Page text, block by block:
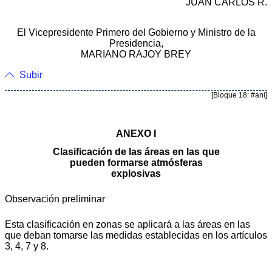
JUAN CARLOS R.
El Vicepresidente Primero del Gobierno y Ministro de la
Presidencia,
MARIANO RAJOY BREY
Subir
[Bloque 18: #ani]
ANEXO I
Clasificación de las áreas en las que
pueden formarse atmósferas
explosivas
Observación preliminar
Esta clasificación en zonas se aplicará a las áreas en las
que deban tomarse las medidas establecidas en los artículos
3, 4, 7 y 8.